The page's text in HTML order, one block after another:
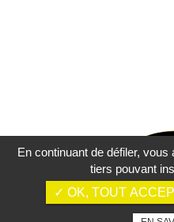
En continuant de défiler, vous
tiers pouvant
✓ OK, TOUT